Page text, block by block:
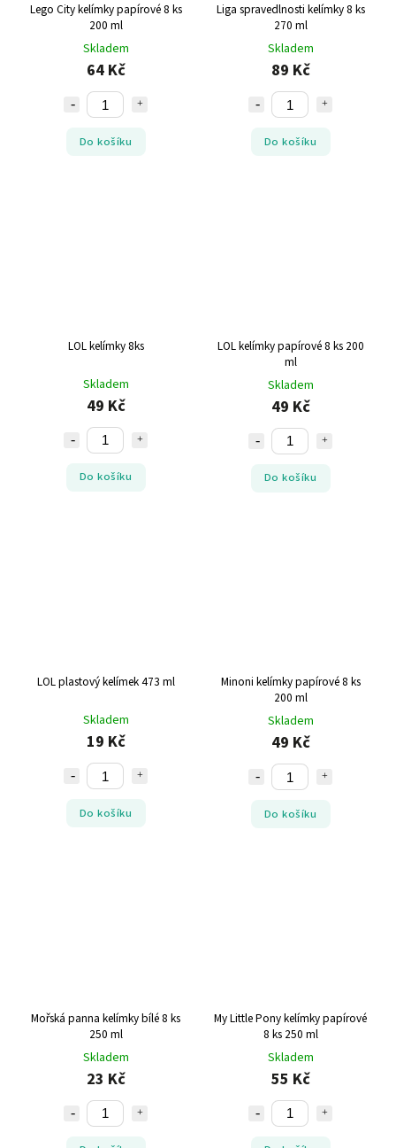
Lego City kelímky papírové 8 ks
200 ml
Skladem
64 Kč
Do košíku
Liga spravedlnosti kelímky 8 ks
270 ml
Skladem
89 Kč
Do košíku
LOL kelímky 8ks
Skladem
49 Kč
Do košíku
LOL kelímky papírové 8 ks 200
ml
Skladem
49 Kč
Do košíku
LOL plastový kelímek 473 ml
Skladem
19 Kč
Do košíku
Minoni kelímky papírové 8 ks
200 ml
Skladem
49 Kč
Do košíku
Mořská panna kelímky bílé 8 ks
250 ml
Skladem
23 Kč
My Little Pony kelímky papírové
8 ks 250 ml
Skladem
55 Kč